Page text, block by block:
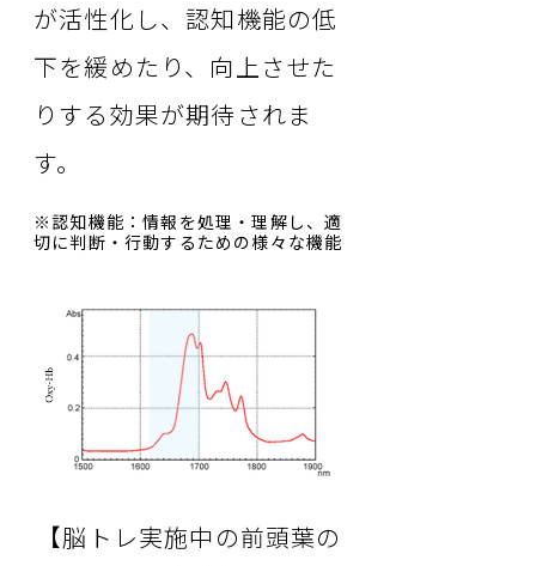
が活性化し、認知機能の低
下を緩めたり、向上させた
りする効果が期待されま
す。
※認知機能：情報を処理・理解し、適
切に判断・行動するための様々な機能
【脳トレ実施中の前頭葉の